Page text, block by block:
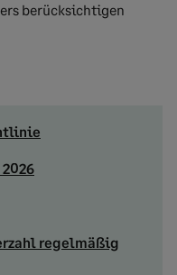
berücksichtigen
regelmäßig